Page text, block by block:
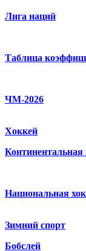
Лига наций
Таблица
ЧМ-2026
Хоккей
Национальная
Зимний спорт
Бобслей